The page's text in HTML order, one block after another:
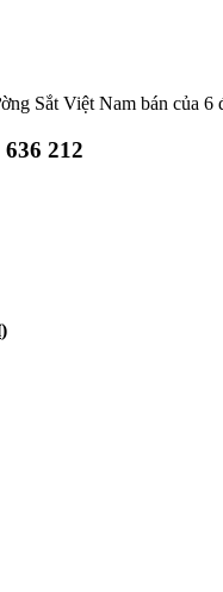
Sắt Việt Nam bán của
636 212